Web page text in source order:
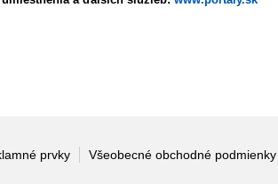
prvky Všeobecné obchodné podmienky